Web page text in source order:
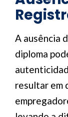
A ausência
diploma
resultar em